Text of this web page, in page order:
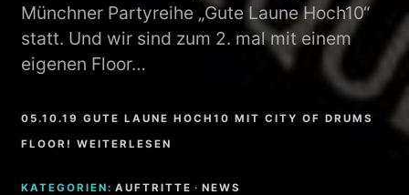
Münchner Partyreihe „Gute Laune Hoch10“
statt. Und wir sind zum 2. mal mit einem
eigenen Floor…
05.10.19 GUTE LAUNE HOCH10 MIT CITY OF DRUMS
FLOOR! WEITERLESEN
KATEGORIEN: AUFTRITTE · NEWS